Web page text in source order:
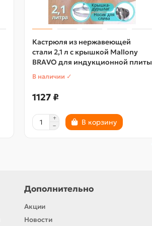
Кастрюля из нержавеющей
стали 2,1 л с крышкой Mallony
BRAVO для индукционной плиты
В наличии ✓
1127 ₽
В корзину
Дополнительно
Акции
Новости